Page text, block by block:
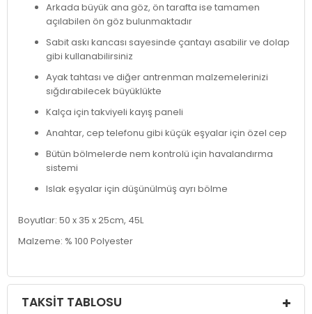
Arkada büyük ana göz, ön tarafta ise tamamen
açılabilen ön göz bulunmaktadır
Sabit askı kancası sayesinde çantayı asabilir ve dolap
gibi kullanabilirsiniz
Ayak tahtası ve diğer antrenman malzemelerinizi
sığdırabilecek büyüklükte
Kalça için takviyeli kayış paneli
Anahtar, cep telefonu gibi küçük eşyalar için özel cep
Bütün bölmelerde nem kontrolü için havalandırma
sistemi
Islak eşyalar için düşünülmüş ayrı bölme
Boyutlar: 50 x 35 x 25cm, 45L
Malzeme: % 100 Polyester
TAKSIT TABLOSU